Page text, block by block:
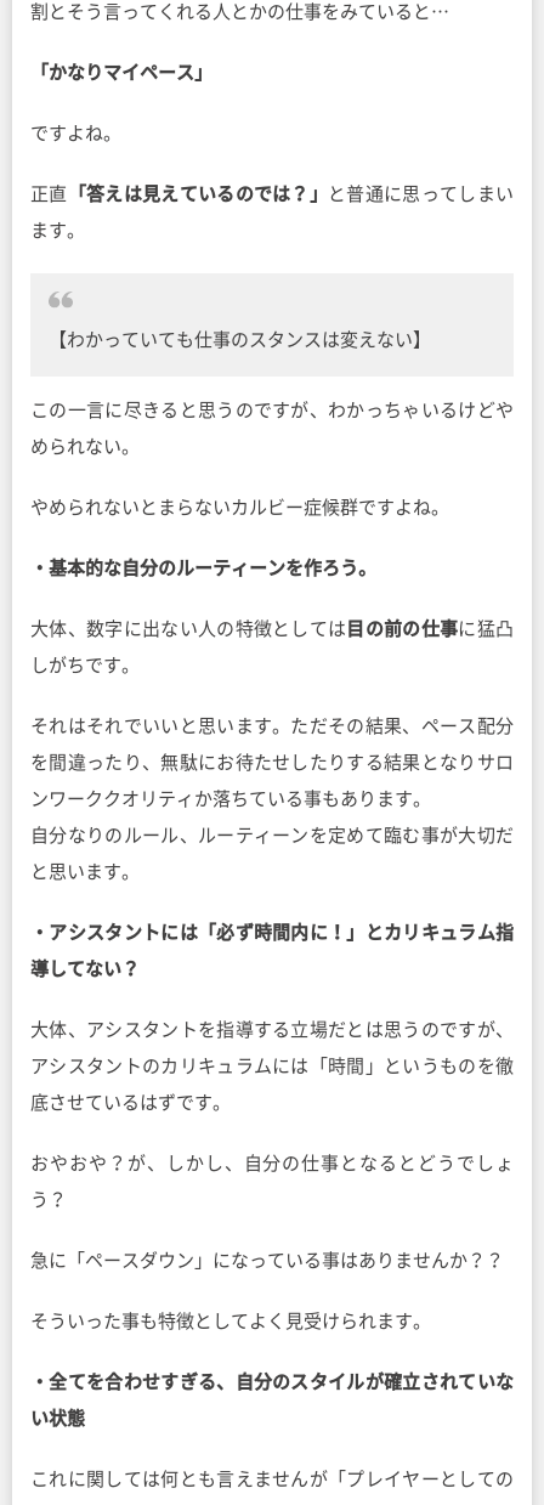
割とそう言ってくれる人とかの仕事をみていると…
「かなりマイペース」
ですよね。
正直 「答えは見えているのでは？」
と普通に思ってしまい
ます。
【わかっていても仕事のスタンスは変えない】
この一言に尽きると思うのですが、わかっちゃいるけどや
められない。
やめられないとまらないカルビー症候群ですよね。
・基本的な自分のルーティーンを作ろう。
大体、数字に出ない人の特徴としては 目の前の仕事に猛凸
しがちです。
それはそれでいいと思います。ただその結果、ペース配分
を間違ったり、無駄にお待たせしたりする結果となりサロ
ンワーククオリティか落ちている事もあります。
自分なりのルール、ルーティーンを定めて臨む事が大切だ
と思います。
・アシスタントには「必ず時間内に！」とカリキュラム指
導してない？
大体、アシスタントを指導する立場だとは思うのですが、
アシスタントのカリキュラムには「時間」というものを徹
底させているはずです。
おやおや？が、しかし、自分の仕事となるとどうでしょ
う？
急に「ペースダウン」になっている事はありませんか？？
そういった事も特徴としてよく見受けられます。
・全てを合わせすぎる、自分のスタイルが確立されていな
い状態
これに関しては何とも言えませんが「プレイヤーとしての